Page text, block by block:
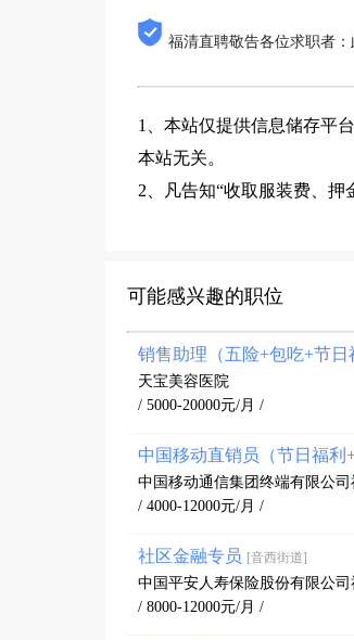
福清直聘敬告各位求职者
1、本站仅提供信息储存平
本站无关。
2、凡告知“收取服装费、
可能感兴趣的职位
销售助理（五险+包吃+节日
天宝美容医院
/ 5000-20000元/月 /
中国移动直销员（节日福利
中国移动通信集团终端有限公
/ 4000-12000元/月 /
社区金融专员 [音西街道]
中国平安人寿保险股份有限公
/ 8000-12000元/月 /